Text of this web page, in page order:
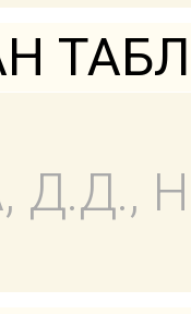
ТАБЛ
Д.Д.,